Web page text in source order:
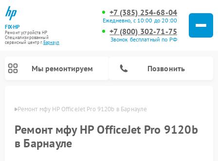
FIX-HP
Ремонт устройств HP
Специализированный
cервисный центр г.Барнаул
+7 (385) 254-68-04
Ежедневно, с 10:00 до 20:00
+7 (800) 302-71-75
Звонок бесплатный по РФ
Мы ремонтируем Позвонить
Ремонт мфу HP OfficeJet Pro 9120b в Барнауле
Ремонт мфу HP OfficeJet Pro 9120b
в Барнауле